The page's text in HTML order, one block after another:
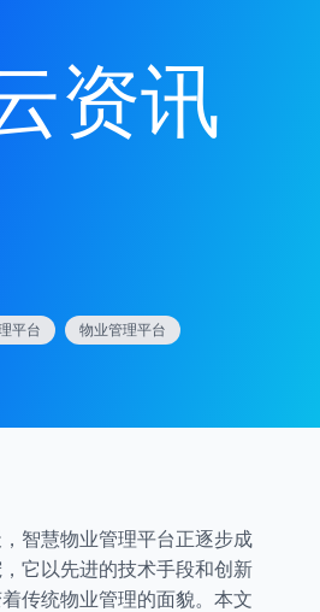
资讯
平台 物业管理平台
智慧物业管理平台正逐步成
它以先进的技术手段和创新
传统物业管理的面貌。本文